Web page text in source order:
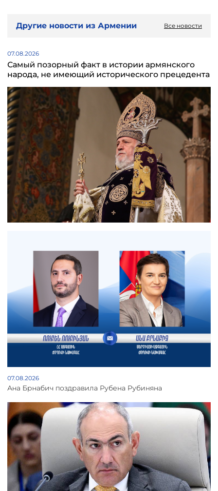
Другие новости из Армении Все новости
07.08.2026
Самый позорный факт в истории армянского
народа, не имеющий исторического прецедента
07.08.2026
Ана Брнабич поздравила Рубена Рубиняна